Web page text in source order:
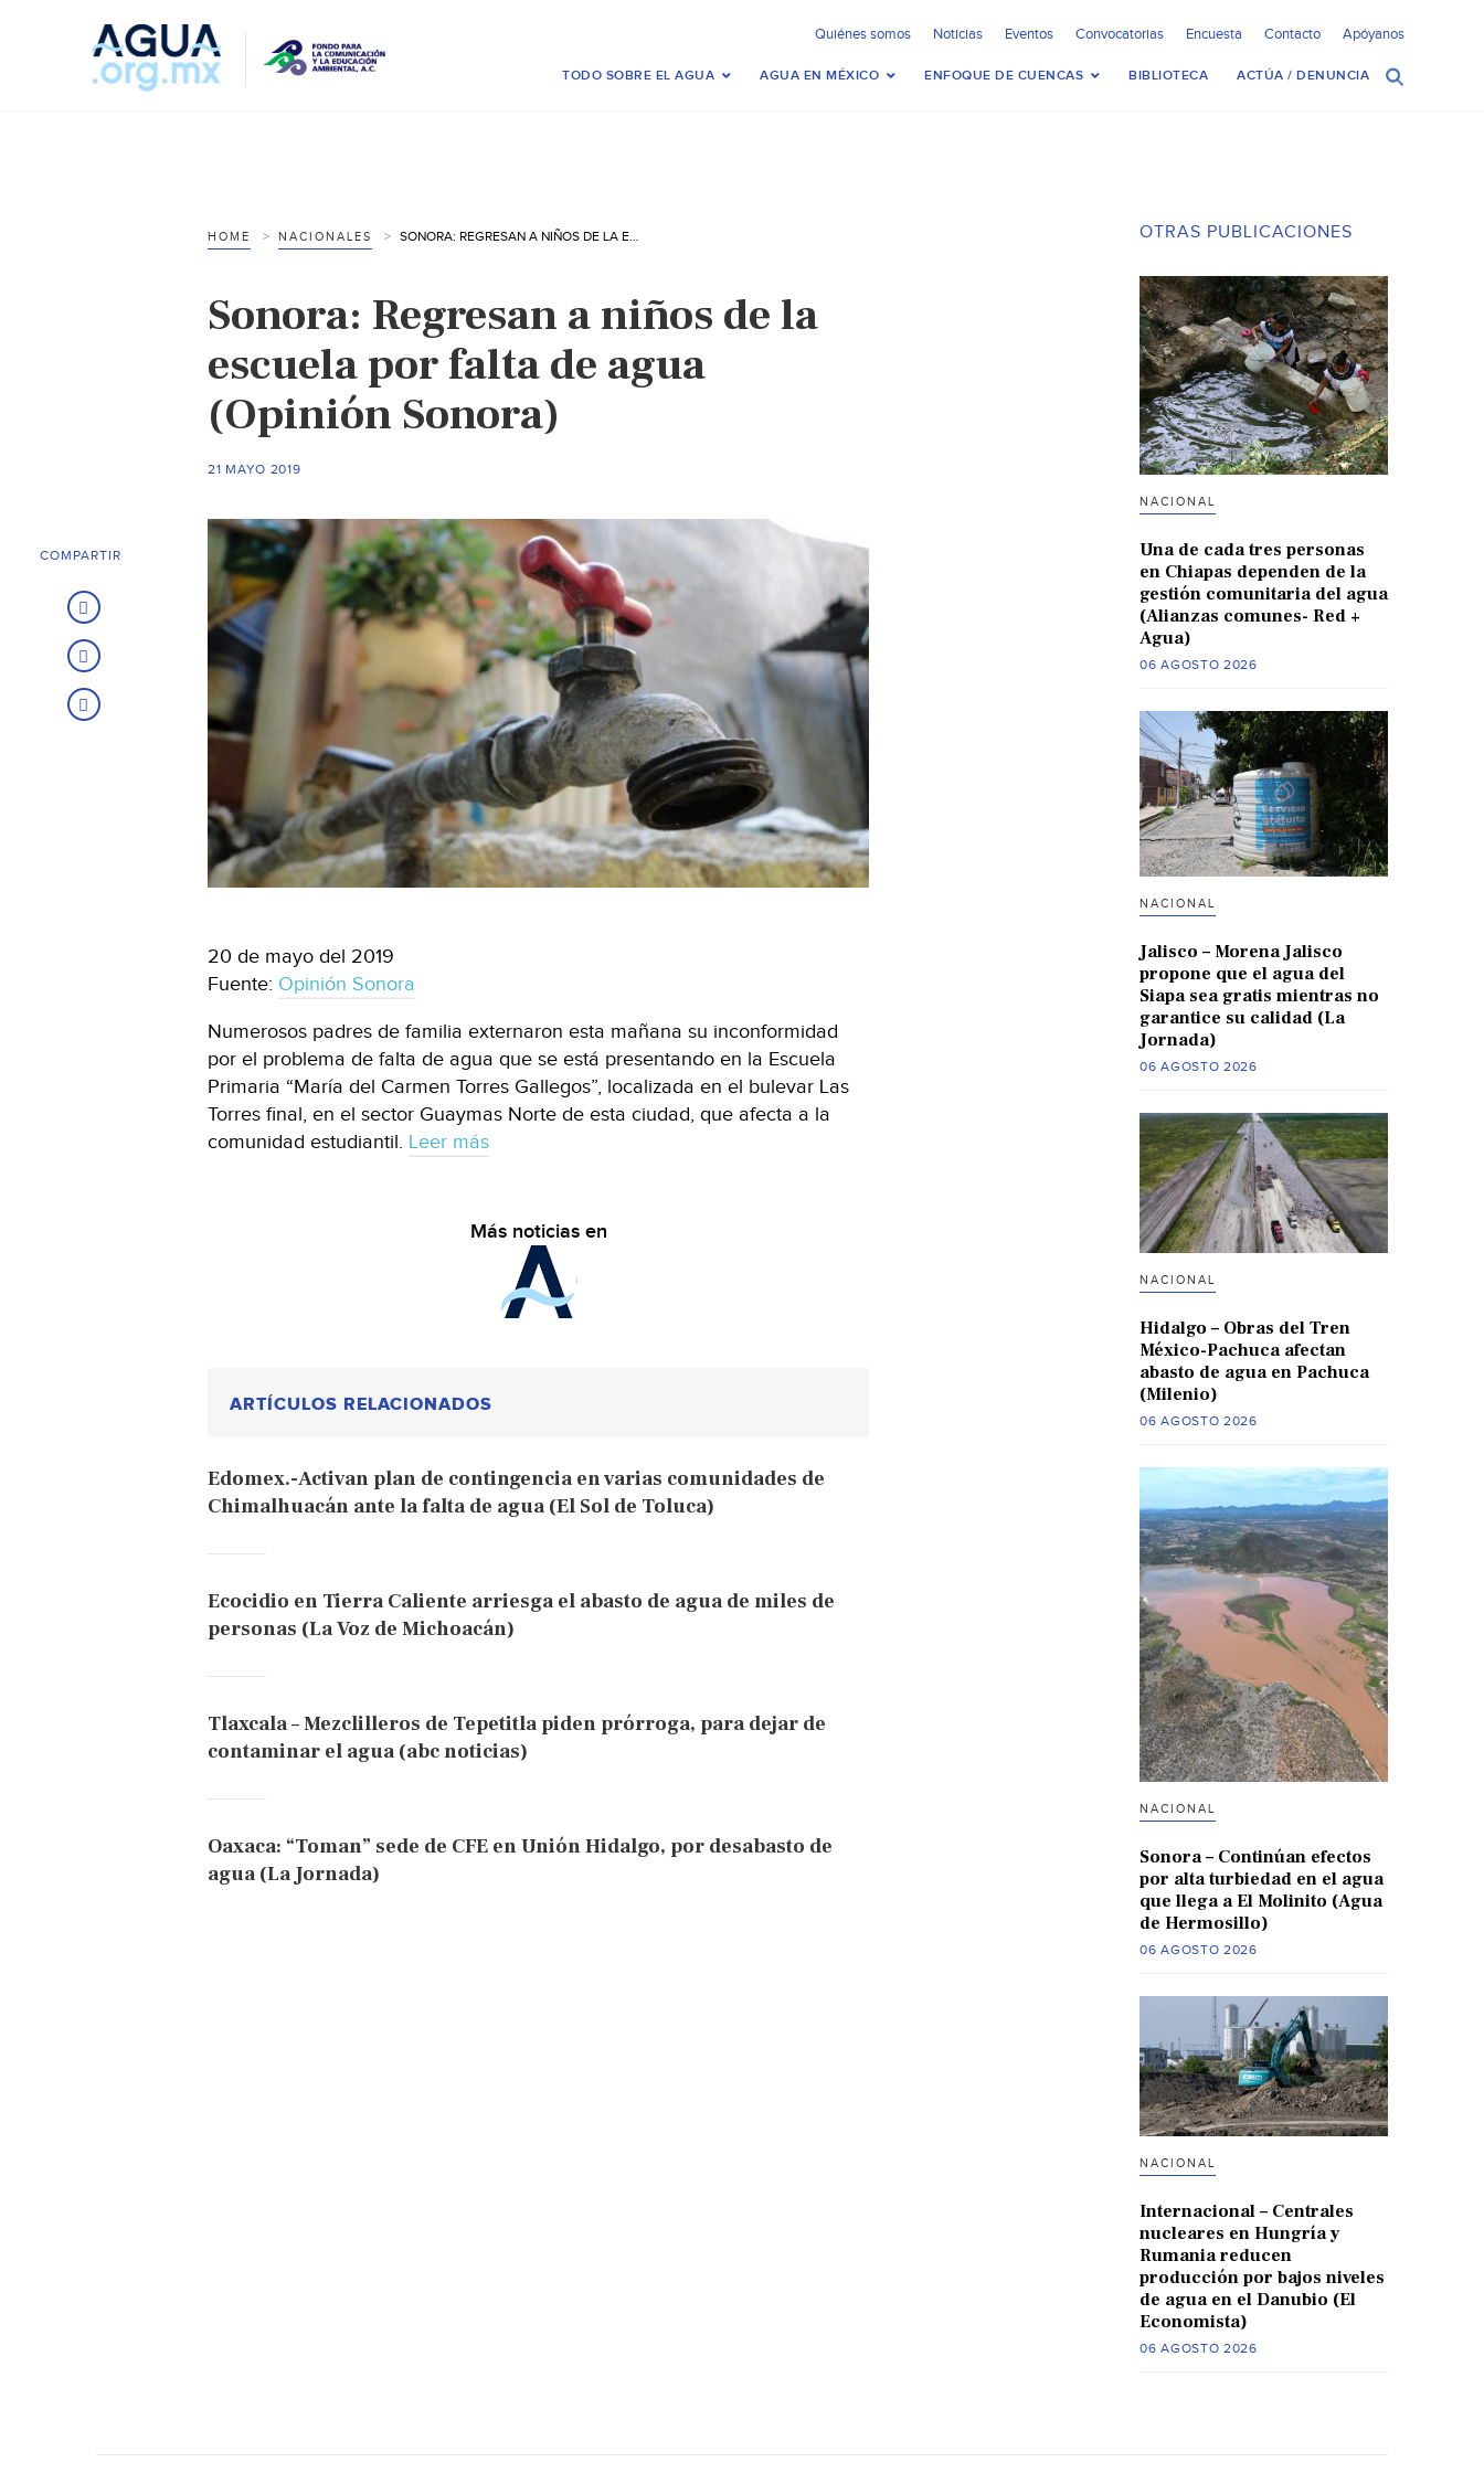
Quiénes somos Noticias Eventos Convocatorias Encuesta Contacto Apóyanos
TODO SOBRE EL AGUA AGUA EN MÉXICO ENFOQUE DE CUENCAS BIBLIOTECA ACTÚA / DENUNCIA
HOME NACIONALES SONORA: REGRESAN A NIÑOS DE LA ESCUELA POR FALTA DE AGUA (OPINIÓN SONORA)
Sonora: Regresan a niños de la
escuela por falta de agua
(Opinión Sonora)
21 MAYO 2019
20 de mayo del 2019
Fuente: Opinión Sonora
Numerosos padres de familia externaron esta mañana su inconformidad
por el problema de falta de agua que se está presentando en la Escuela
Primaria “María del Carmen Torres Gallegos”, localizada en el bulevar Las
Torres final, en el sector Guaymas Norte de esta ciudad, que afecta a la
comunidad estudiantil. Leer más
Más noticias en
ARTÍCULOS RELACIONADOS
Edomex.-Activan plan de contingencia en varias comunidades de
Chimalhuacán ante la falta de agua (El Sol de Toluca)
Ecocidio en Tierra Caliente arriesga el abasto de agua de miles de
personas (La Voz de Michoacán)
Tlaxcala – Mezclilleros de Tepetitla piden prórroga, para dejar de
contaminar el agua (abc noticias)
Oaxaca: “Toman” sede de CFE en Unión Hidalgo, por desabasto de
agua (La Jornada)
COMPARTIR
OTRAS PUBLICACIONES
NACIONAL
Una de cada tres personas
en Chiapas dependen de la
gestión comunitaria del agua
(Alianzas comunes- Red +
Agua)
06 AGOSTO 2026
NACIONAL
Jalisco – Morena Jalisco
propone que el agua del
Siapa sea gratis mientras no
garantice su calidad (La
Jornada)
06 AGOSTO 2026
NACIONAL
Hidalgo – Obras del Tren
México-Pachuca afectan
abasto de agua en Pachuca
(Milenio)
06 AGOSTO 2026
NACIONAL
Sonora – Continúan efectos
por alta turbiedad en el agua
que llega a El Molinito (Agua
de Hermosillo)
06 AGOSTO 2026
NACIONAL
Internacional – Centrales
nucleares en Hungría y
Rumania reducen
producción por bajos niveles
de agua en el Danubio (El
Economista)
06 AGOSTO 2026